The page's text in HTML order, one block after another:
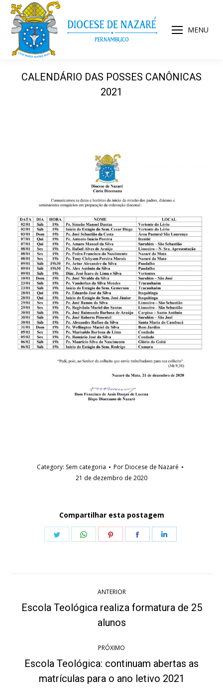
MENU
CALENDÁRIO DAS POSSES CANÔNICAS
2021
Category: Sem categoria PorDiocese de Nazaré
21 de dezembro de 2020
Compartilhar esta postagem
Share
Share
Share
Share
de
ANTERIOR
Post
anterior:
Escola Teológica realiza formatura de 25
alunos
PRÓXIMO
Próximo
post:
Escola Teológica: continuam abertas as
matrículas para o ano letivo 2021